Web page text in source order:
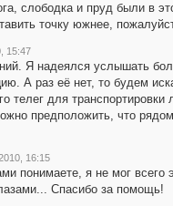
слободка и пруд были в
точку южнее,
15:47
Я надеялся услышать
А раз её нет, то будем
телег для транспортировки
предположить, что
16:15
понимаете, я не мог всего
Спасибо за помощь!